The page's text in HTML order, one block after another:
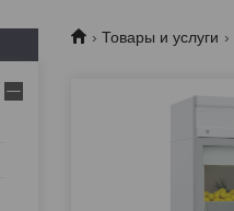
Товары и услуги